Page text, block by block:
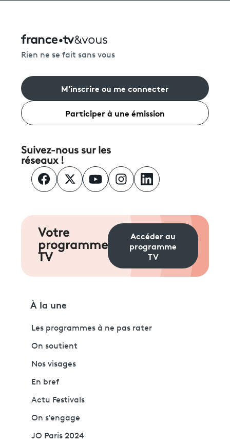
Rien ne se fait sans vous
M'inscrire ou me connecter
Participer à une émission
Suivez-nous sur les
réseaux !
Votre
programme
TV
Accéder au
programme
TV
À la une
Les programmes à ne pas rater
On soutient
Nos visages
En bref
Actu Festivals
On s'engage
JO Paris 2024